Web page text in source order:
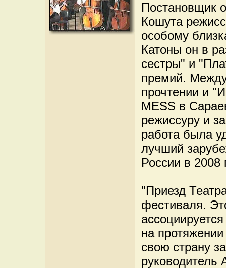
Постановщик
Кошута
особому
Катоны он в
сестры" и
премий.
прочтении и
MESS в
режиссуру и
работа была
лучший
России в 2008
"Приезд
фестиваля.
на
свою страну
руководитель